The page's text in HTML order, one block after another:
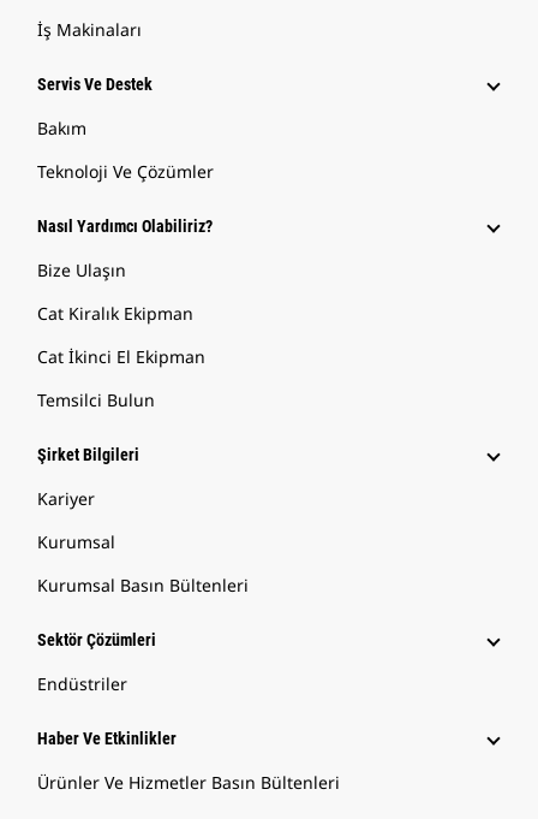
İş Makinaları
Servis Ve Destek
Bakım
Teknoloji Ve Çözümler
Nasıl Yardımcı Olabiliriz?
Bize Ulaşın
Cat Kiralık Ekipman
Cat İkinci El Ekipman
Temsilci Bulun
Şirket Bilgileri
Kariyer
Kurumsal
Kurumsal Basın Bültenleri
Sektör Çözümleri
Endüstriler
Haber Ve Etkinlikler
Ürünler Ve Hizmetler Basın Bültenleri